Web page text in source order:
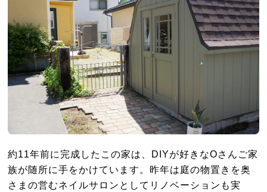
約11年前に完成したこの家は、 DIYが好きなOさんご家
族が随所に手をかけています。昨年は庭の物置きを奥
さまの営むネイルサロンとしてリノベーションも実